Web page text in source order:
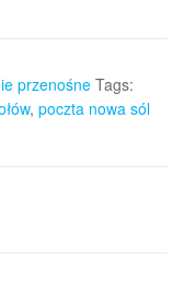
przenośneTags:
, poczta nowa sól